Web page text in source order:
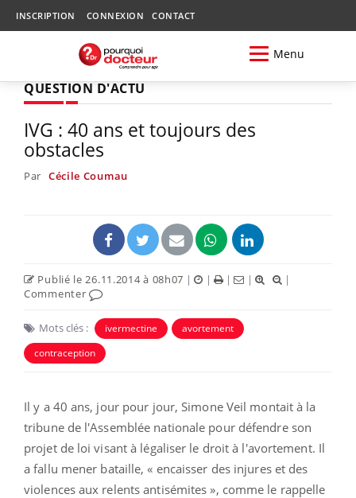
INSCRIPTION CONNEXION CONTACT
Menu
QUESTION D'ACTU
IVG : 40 ans et toujours des
obstacles
Par Cécile Coumau
Publié le 26.11.2014 à 08h07 | | | |
|
Commenter
Mots clés : ivermectine
avortement
contraception
Il y a 40 ans, jour pour jour, Simone Veil montait à la
tribune de l'Assemblée nationale pour défendre son
projet de loi visant à légaliser le droit à l'avortement. Il
a fallu mener bataille, « encaisser des injures et des
violences aux relents antisémites », comme le rappelle